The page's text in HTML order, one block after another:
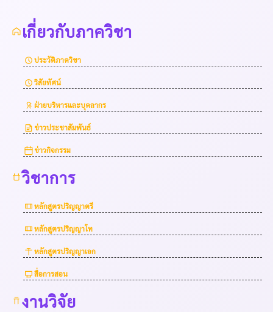
เกี่ยวกับภาควิชา
ประวัติภาควิชา
วิสัยทัศน์
ฝ่ายบริหารและบุคลากร
ข่าวประชาสัมพันธ์
ข่าวกิจกรรม
วิชาการ
หลักสูตรปริญญาตรี
หลักสูตรปริญญาโท
หลักสูตรปริญญาเอก
สื่อการสอน
งานวิจัย